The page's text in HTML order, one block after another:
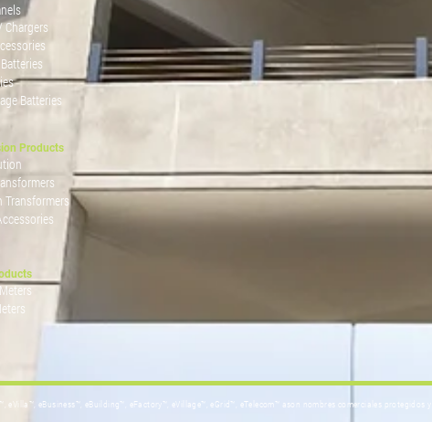
Chargers
Batteries
Products
Transformers
eBusiness™, eBuilding™, eFactory™, eVillage™, eGrid™, eTelecom™ ason nombres comerciales protegidos